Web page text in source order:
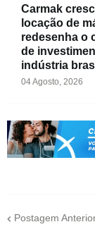
Carmak
locação de
redesenha o
de
indústria
04 Agosto, 2026
Postagem